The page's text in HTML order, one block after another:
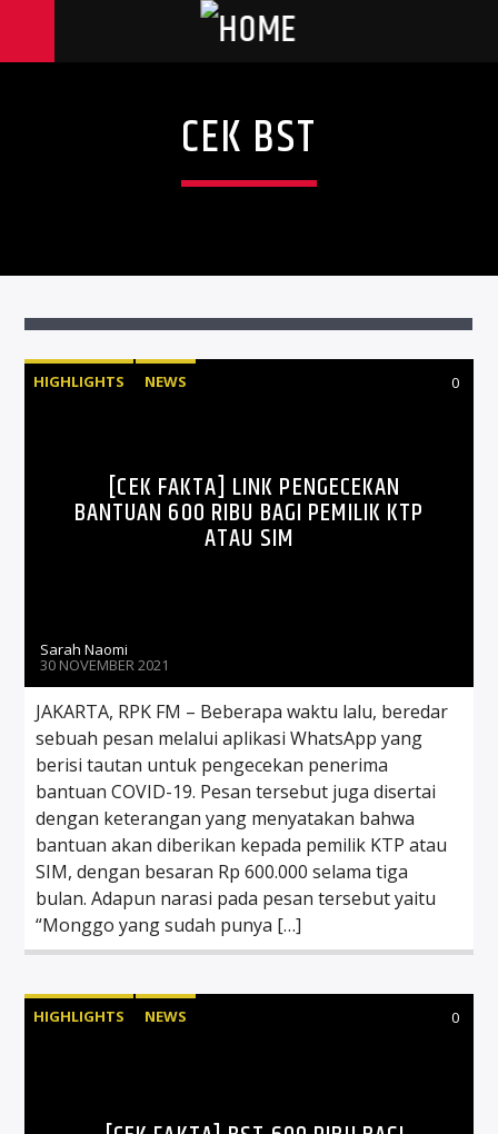
CEK BST
HIGHLIGHTS NEWS 0
[CEK FAKTA] LINK PENGECEKAN
BANTUAN 600 RIBU BAGI PEMILIK KTP
ATAU SIM
Sarah Naomi
30 NOVEMBER 2021
JAKARTA, RPK FM – Beberapa waktu lalu, beredar
sebuah pesan melalui aplikasi WhatsApp yang
berisi tautan untuk pengecekan penerima
bantuan COVID-19. Pesan tersebut juga disertai
dengan keterangan yang menyatakan bahwa
bantuan akan diberikan kepada pemilik KTP atau
SIM, dengan besaran Rp 600.000 selama tiga
bulan. Adapun narasi pada pesan tersebut yaitu
“Monggo yang sudah punya […]
HIGHLIGHTS NEWS 0